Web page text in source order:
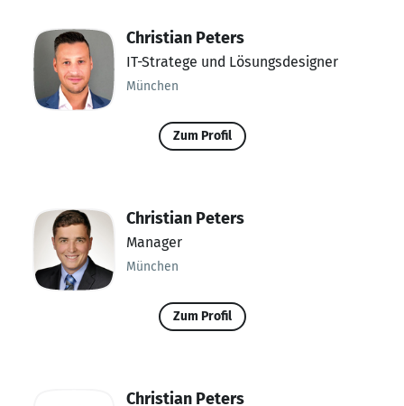
Christian Peters
IT-Stratege und Lösungsdesigner
München
Zum Profil
Christian Peters
Manager
München
Zum Profil
Christian Peters